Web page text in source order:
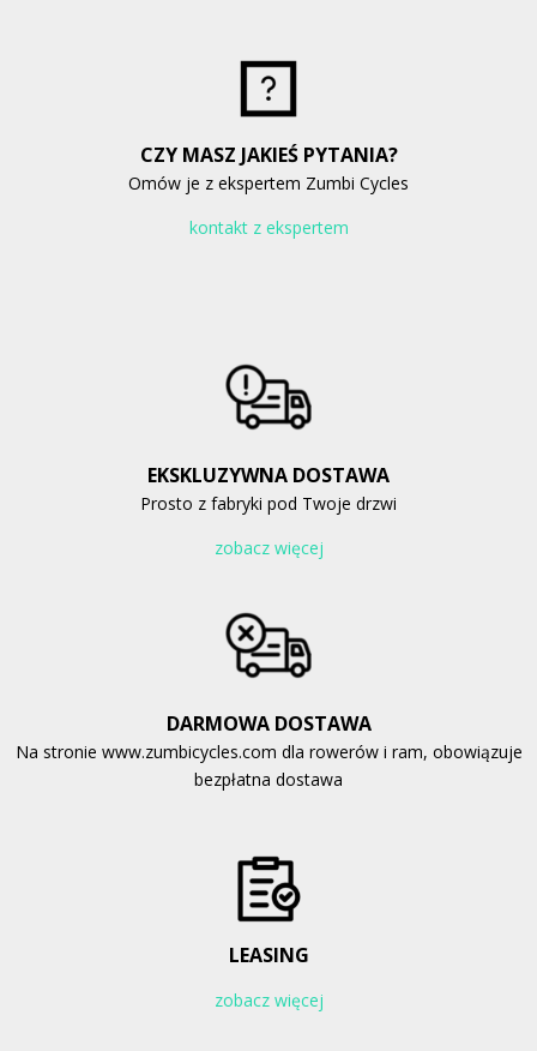
CZY MASZ JAKIEŚ PYTANIA?
Omów je z ekspertem Zumbi Cycles
kontakt z ekspertem
EKSKLUZYWNA DOSTAWA
Prosto z fabryki pod Twoje drzwi
zobacz więcej
DARMOWA DOSTAWA
Na stronie www.zumbicycles.com dla rowerów i ram, obowiązuje
bezpłatna dostawa
LEASING
zobacz więcej